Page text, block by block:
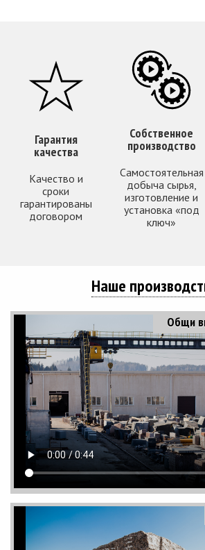
Гарантия
качества
Качество и
сроки
гарантированы
договором
Собственное
производство
Самостоятельная
добыча сырья,
изготовление и
установка «под
ключ»
Наше
Общи